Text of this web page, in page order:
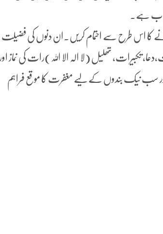
ہے۔
کا اس طرح سے احتمام کریں۔ان دنوں کی فضیلت
تکبیرات، تھلیل (لا الہ الا اللہ)رات کی نماز اور
سب نیک بندوں کے لیے مغفرت کا موقع فراہم